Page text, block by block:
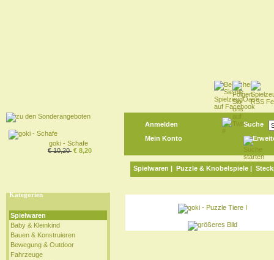
goki - Schafe
€ 10,20 € 8,20
Anmelden
Mein Konto
Suche
Spielwaren | Puzzle & Knobelspiele |
Kategorien
Spielwaren
Baby & Kleinkind
Bauen & Konstruieren
Bewegung & Outdoor
Fahrzeuge